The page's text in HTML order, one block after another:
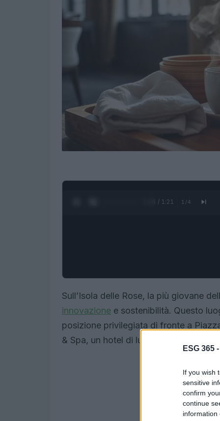
ESG 365 -
If you wish
sensitive
confirm
continue
information
0:27 / 1:21 1 /4
Sull’Isola delle Rose, la più giovane
innovazione e sostenibilità. Questo
posizione privilegiata di fronte a
& Spa, un hotel di lusso che ha saputo